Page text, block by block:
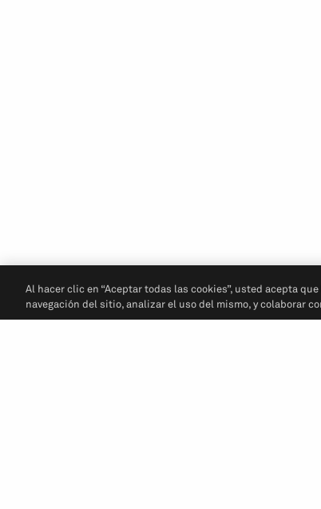
Al hacer clic en “Aceptar todas las cookies”, usted acepta
navegación del sitio, analizar el uso del mismo, y colaborar